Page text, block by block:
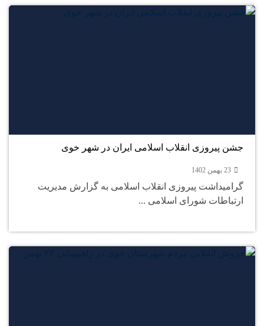
جشن پیروزی انقلاب اسلامی ایران در شهر خوی
23 بهمن 1402
گرامیداشت پیروزی انقلاب اسلامی به گزارش مدیریت
ارتباطات شورای اسلامی ...